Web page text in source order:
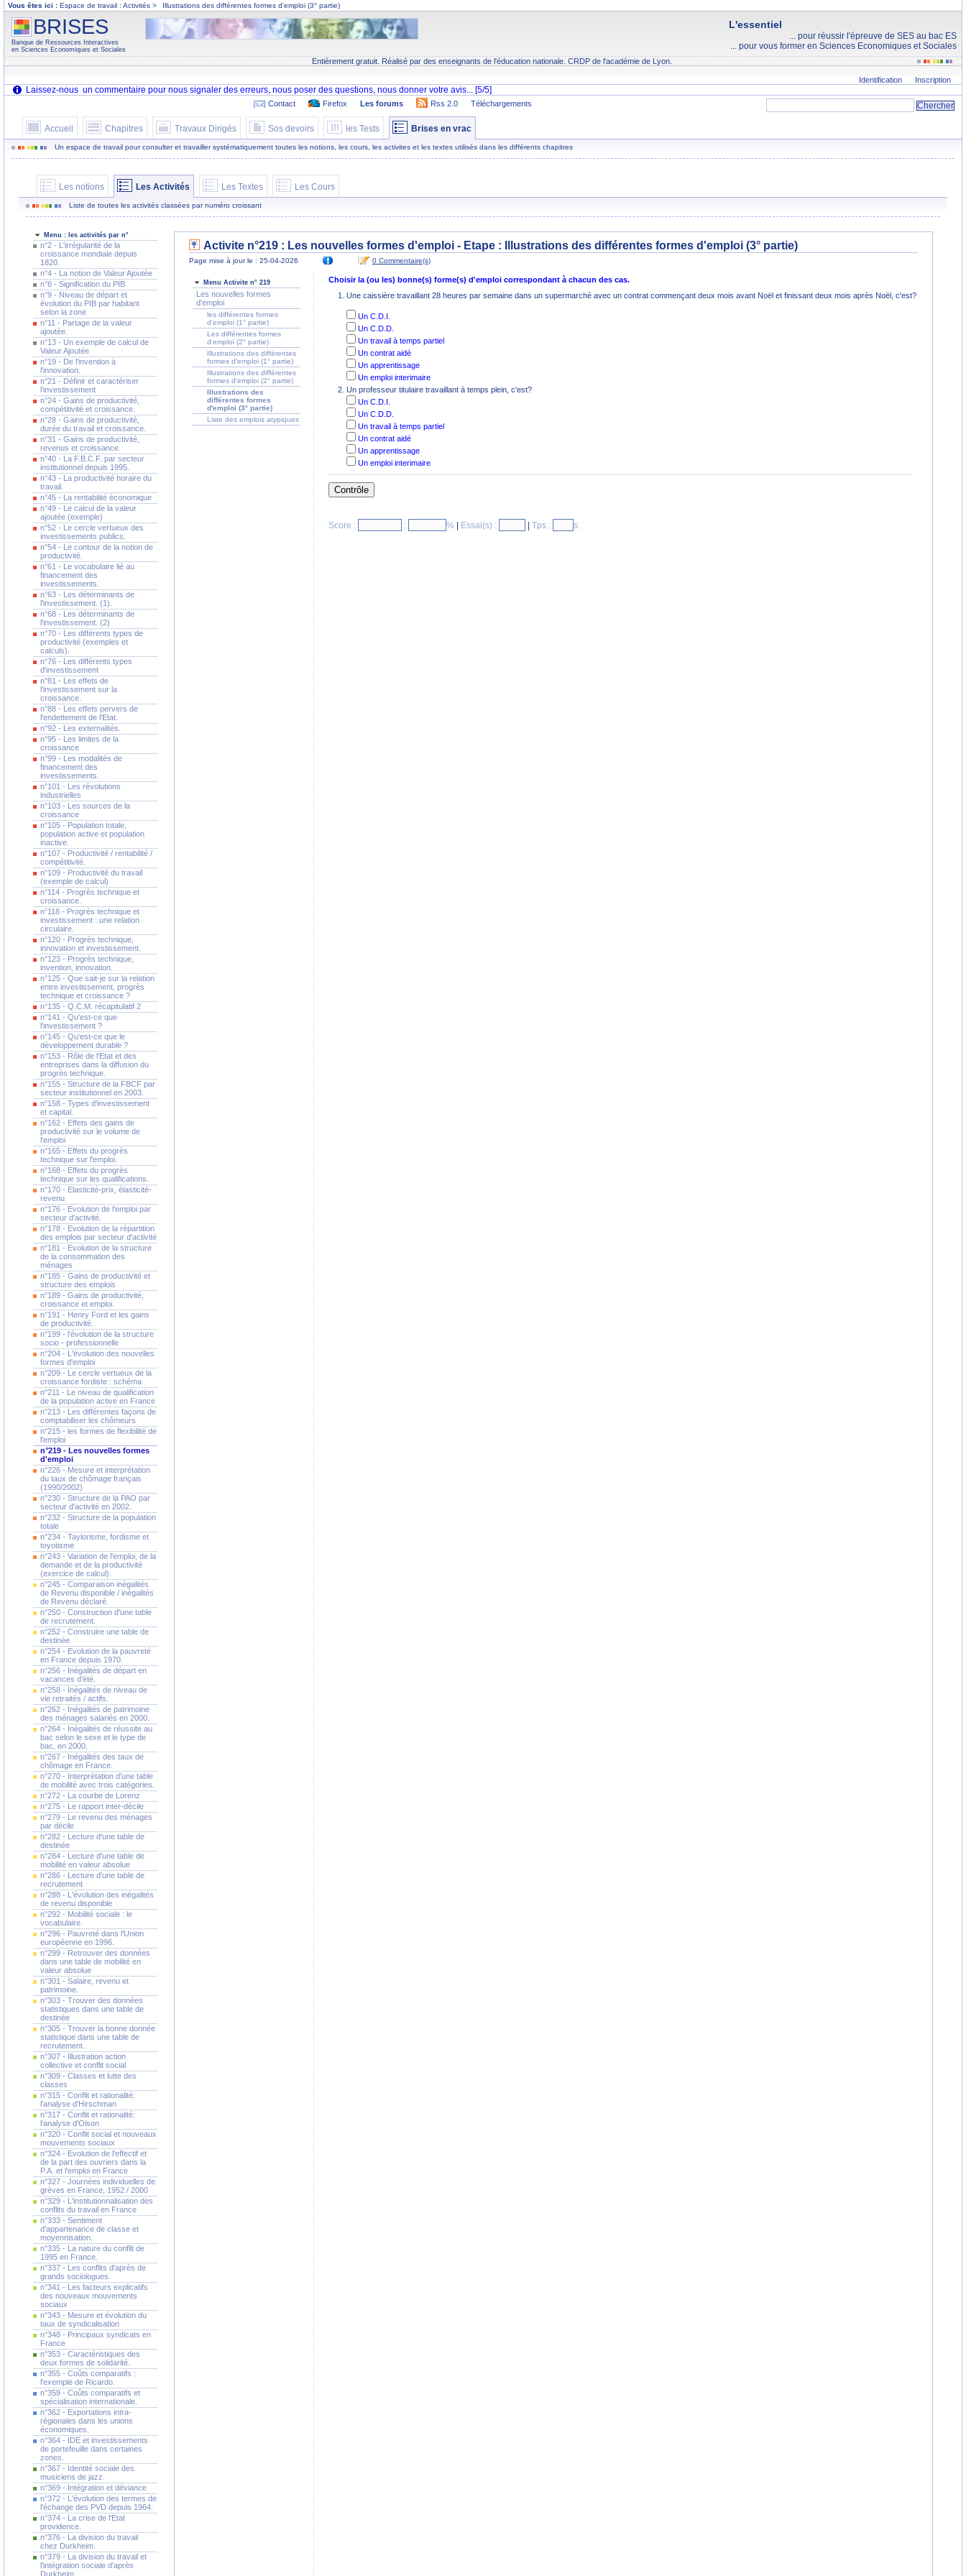
Vous êtes ici : Espace de travail : Activités > Illustrations des différentes formes d'emploi (3° partie)
L'essentiel
... pour réussir l'épreuve de SES au bac ES
... pour vous former en Sciences Economiques et Sociales
BRISES
Banque de Ressources Interactives
en Sciences Economiques et Sociales
Entièrement gratuit. Réalisé par des enseignants de l'éducation nationale. CRDP de l'académie de Lyon.
Identification Inscription
Contact Firefox Les forums Rss 2.0 Téléchargements
Accueil Chapitres Travaux Dirigés Sos devoirs les Tests Brises en vrac
Un espace de travail pour consulter et travailler systématiquement toutes les notions, les cours, les activites et les textes utilisés dans les différents chapitres
Les notions Les Activités Les Textes Les Cours
Liste de toutes les activités classées par numéro croissant
Menu : les activités par n°
n°2 - L'irrégularité de la
croissance mondiale depuis
1820.
n°4 - La notion de Valeur Ajoutée
n°6 - Signification du PIB
n°9 - Niveau de départ et
évolution du PIB par habitant
selon la zone
n°11 - Partage de la valeur
ajoutée.
n°13 - Un exemple de calcul de
Valeur Ajoutée
n°19 - De l'invention à
l'innovation.
n°21 - Définir et caractériser
l'investissement
n°24 - Gains de productivité,
compétitivité et croissance.
n°28 - Gains de productivité,
durée du travail et croissance.
n°31 - Gains de productivité,
revenus et croissance.
n°40 - La F.B.C.F. par secteur
institutionnel depuis 1995.
n°43 - La productivité horaire du
travail.
n°45 - La rentabilité économique
n°49 - Le calcul de la valeur
ajoutée (exemple)
n°52 - Le cercle vertueux des
investissements publics.
n°54 - Le contour de la notion de
productivité.
n°61 - Le vocabulaire lié au
financement des
investissements.
n°63 - Les déterminants de
l'investissement. (1).
n°68 - Les déterminants de
l'investissement. (2)
n°70 - Les différents types de
productivité (exemples et
calculs).
n°76 - Les différents types
d'investissement
n°81 - Les effets de
l'investissement sur la
croissance.
n°88 - Les effets pervers de
l'endettement de l'Etat.
n°92 - Les externalités.
n°95 - Les limites de la
croissance
n°99 - Les modalités de
financement des
investissements.
n°101 - Les révolutions
industrielles
n°103 - Les sources de la
croissance
n°105 - Population totale,
population active et population
inactive.
n°107 - Productivité / rentabilité /
compétitivité.
n°109 - Productivité du travail
(exemple de calcul)
n°114 - Progrès technique et
croissance.
n°118 - Progrès technique et
investissement : une relation
circulaire.
n°120 - Progrès technique,
innovation et investissement.
n°123 - Progrès technique,
invention, innovation.
n°125 - Que sait-je sur la relation
entre investissement, progrès
technique et croissance ?
n°135 - Q.C.M. récapitulatif 2
n°141 - Qu'est-ce que
l'investissement ?
n°145 - Qu'est-ce que le
développement durable ?
n°153 - Rôle de l'Etat et des
entreprises dans la diffusion du
progrès technique.
n°155 - Structure de la FBCF par
secteur institutionnel en 2003.
n°158 - Types d'investissement
et capital.
n°162 - Effets des gains de
productivité sur le volume de
l'emploi
n°165 - Effets du progrès
technique sur l'emploi.
n°168 - Effets du progrès
technique sur les qualifications.
n°170 - Elasticité-prix, élasticité-
revenu
n°176 - Evolution de l'emploi par
secteur d'activité.
n°178 - Evolution de la répartition
des emplois par secteur d'activité
n°181 - Evolution de la structure
de la consommation des
ménages
n°185 - Gains de productivité et
structure des emplois
n°189 - Gains de productivité,
croissance et emploi.
n°191 - Henry Ford et les gains
de productivité.
n°199 - l'évolution de la structure
socio - professionnelle
n°204 - L'évolution des nouvelles
formes d'emploi
n°209 - Le cercle vertueux de la
croissance fordiste : schéma
n°211 - Le niveau de qualification
de la population active en France
n°213 - Les différentes façons de
comptabiliser les chômeurs
n°215 - les formes de flexibilité de
l'emploi
n°219 - Les nouvelles formes
d'emploi
n°226 - Mesure et interprétation
du taux de chômage français
(1990/2002)
n°230 - Structure de la PAO par
secteur d'activité en 2002.
n°232 - Structure de la population
totale
n°234 - Taylorisme, fordisme et
toyotisme
n°243 - Variation de l'emploi, de la
demande et de la productivité
(exercice de calcul).
n°245 - Comparaison inégalités
de Revenu disponible / inégalités
de Revenu déclaré.
n°250 - Construction d'une table
de recrutement.
n°252 - Construire une table de
destinée
n°254 - Evolution de la pauvreté
en France depuis 1970.
n°256 - Inégalités de départ en
vacances d'été.
n°258 - Inégalités de niveau de
vie retraités / actifs.
n°262 - Inégalités de patrimoine
des ménages salariés en 2000.
n°264 - Inégalités de réussite au
bac selon le sexe et le type de
bac, en 2000.
n°267 - Inégalités des taux de
chômage en France.
n°270 - Interprétation d'une table
de mobilité avec trois catégories.
n°272 - La courbe de Lorenz
n°275 - Le rapport inter-décile
n°279 - Le revenu des ménages
par décile
n°282 - Lecture d'une table de
destinée
n°284 - Lecture d'une table de
mobilité en valeur absolue
n°286 - Lecture d'une table de
recrutement
n°288 - L'évolution des inégalités
de revenu disponible
n°292 - Mobilité sociale : le
vocabulaire.
n°296 - Pauvreté dans l'Union
européenne en 1996.
n°299 - Retrouver des données
dans une table de mobilité en
valeur absolue
n°301 - Salaire, revenu et
patrimoine.
n°303 - Trouver des données
statistiques dans une table de
destinée
n°305 - Trouver la bonne donnée
statistique dans une table de
recrutement.
n°307 - Illustration action
collective et conflit social
n°309 - Classes et lutte des
classes
n°315 - Conflit et rationalité:
l'analyse d'Hirschman
n°317 - Conflit et rationalité:
l'analyse d'Olson
n°320 - Conflit social et nouveaux
mouvements sociaux
n°324 - Evolution de l'effectif et
de la part des ouvriers dans la
P.A. et l'emploi en France
n°327 - Journées individuelles de
grèves en France, 1952 / 2000
n°329 - L'institutionnalisation des
conflits du travail en France
n°333 - Sentiment
d'appartenance de classe et
moyennisation.
n°335 - La nature du conflit de
1995 en France.
n°337 - Les conflits d'après de
grands sociologues.
n°341 - Les facteurs explicatifs
des nouveaux mouvements
sociaux
n°343 - Mesure et évolution du
taux de syndicalisation
n°348 - Principaux syndicats en
France
n°353 - Caractéristiques des
deux formes de solidarité.
n°355 - Coûts comparatifs :
l'exemple de Ricardo.
n°359 - Coûts comparatifs et
spécialisation internationale.
n°362 - Exportations intra-
régionales dans les unions
économiques.
n°364 - IDE et investissements
de portefeuille dans certaines
zones.
n°367 - Identité sociale des
musiciens de jazz.
n°369 - Intégration et déviance
n°372 - L'évolution des termes de
l'échange des PVD depuis 1964.
n°374 - La crise de l'Etat
providence.
n°376 - La division du travail
chez Durkheim.
n°379 - La division du travail et
l'intégration sociale d'après
Durkheim.
Activite n°219 : Les nouvelles formes d'emploi - Etape : Illustrations des différentes formes d'emploi (3° partie)
Page mise à jour le : 25-04-2026 0 Commentaire(s)
Menu Activite n° 219
Les nouvelles formes
d'emploi
les différentes formes
d'emploi (1° partie)
Les différentes formes
d'emploi (2° partie)
Illustrations des différentes
formes d'emploi (1° partie)
Illustrations des différentes
formes d'emploi (2° partie)
Illustrations des
différentes formes
d'emploi (3° partie)
Liste des emplois atypiques
Choisir la (ou les) bonne(s) forme(s) d'emploi correspondant à chacun des cas.
Une caissière travaillant 28 heures par semaine dans un supermarché avec un contrat commençant deux mois avant Noël et finissant deux mois après Noël, c'est?
Un C.D.I.
Un C.D.D.
Un travail à temps partiel
Un contrat aidé
Un apprentissage
Un emploi interimaire
Un professeur titulaire travaillant à temps plein, c'est?
Un C.D.I.
Un C.D.D.
Un travail à temps partiel
Un contrat aidé
Un apprentissage
Un emploi interimaire
Score : : % Essai(s) : Tps : s.